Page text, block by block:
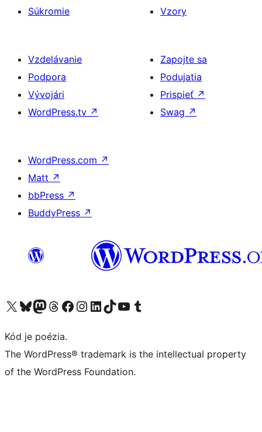
Súkromie
Vzory
Vzdelávanie
Podpora
Vývojári
WordPress.tv ↗
Zapojte sa
Podujatia
Prispieť ↗
Swag ↗
WordPress.com ↗
Matt ↗
bbPress ↗
BuddyPress ↗
Navštívte náš účet na X (predtým Twitter)
Navštívte náš účet na platforme Bluesky
Navštívte náš účet na Mastodone
Navštívte náš účet na platforme Threads
Navštívte našu stránku na Facebooku
Navštívte náš účet Instagram
Navštívte náš účet LinkedIn
Navštívte náš účet na platforme TikTok
Navštívte náš kanál YouTube
Navštívte náš účet na platforme Tumblr
Kód je poézia.
The WordPress® trademark is the intellectual property
of the WordPress Foundation.